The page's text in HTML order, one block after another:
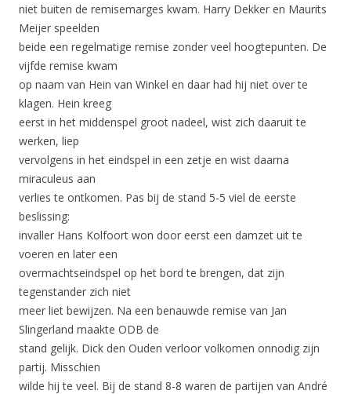
niet buiten de remisemarges kwam. Harry Dekker en Maurits
Meijer speelden
beide een regelmatige remise zonder veel hoogtepunten. De
vijfde remise kwam
op naam van Hein van Winkel en daar had hij niet over te
klagen. Hein kreeg
eerst in het middenspel groot nadeel, wist zich daaruit te
werken, liep
vervolgens in het eindspel in een zetje en wist daarna
miraculeus aan
verlies te ontkomen. Pas bij de stand 5-5 viel de eerste
beslissing:
invaller Hans Kolfoort won door eerst een damzet uit te
voeren en later een
overmachtseindspel op het bord te brengen, dat zijn
tegenstander zich niet
meer liet bewijzen. Na een benauwde remise van Jan
Slingerland maakte ODB de
stand gelijk. Dick den Ouden verloor volkomen onnodig zijn
partij. Misschien
wilde hij te veel. Bij de stand 8-8 waren de partijen van André